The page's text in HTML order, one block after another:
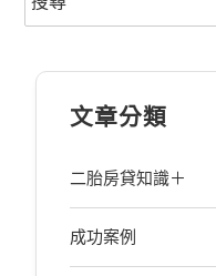
文章分類
二胎房貸知識＋
成功案例